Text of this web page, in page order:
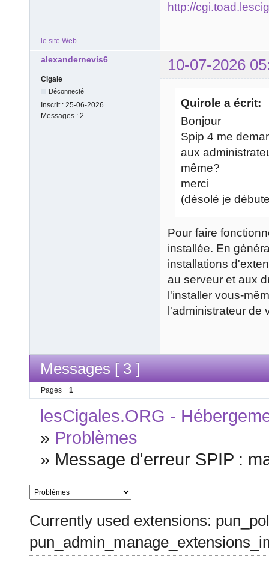
http://
le site Web
alexandernevis6 10-07-2026
Cigale
Déconnecté
Inscrit : 25-06-2026
Messages : 2
Quirole a écrit:
Bonjour
Spip 4 me
aux
même?
merci
(désolé je
Pour faire
installée. En
installations
au serveur et aux
l'installer vous-
l'administrateur de
Messages [ 3 ]
Pages 1
lesCigales.ORG -
» Problèmes
» Message d'erreur SPIP :
Currently used extensions: